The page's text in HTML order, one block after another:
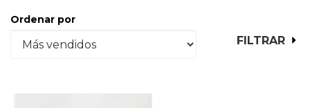
Ordenar por
FILTRAR